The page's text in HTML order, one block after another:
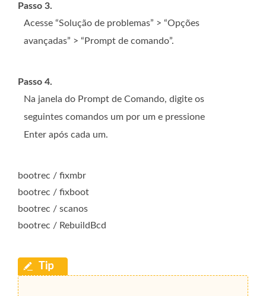
Passo 3.
Acesse “Solução de problemas” > “Opções
avançadas” > “Prompt de comando”.
Passo 4.
Na janela do Prompt de Comando, digite os
seguintes comandos um por um e pressione
Enter após cada um.
bootrec / fixmbr
bootrec / fixboot
bootrec / scanos
bootrec / RebuildBcd